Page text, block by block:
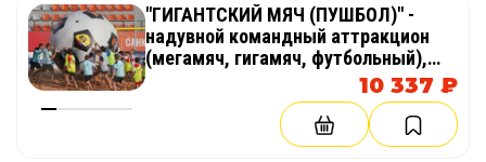
"ГИГАНТСКИЙ МЯЧ (ПУШБОЛ)" -
надувной командный аттракцион
(мегамяч, гигамяч, футбольный),
оборудование для тимбилдинга,
праздника, корпоратива,
соревнований, веселых стартов,
10 337 ₽